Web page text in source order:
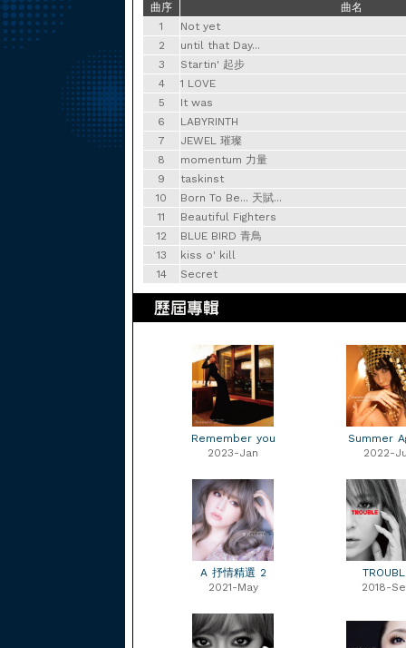
曲序
曲名
1
Not yet
2
until that Day...
3
Startin' 起步
4
1 LOVE
5
It was
6
LABYRINTH
7
JEWEL 璀璨
8
momentum 力量
9
taskinst
10
Born To Be... 天賦...
11
Beautiful Fighters
12
BLUE BIRD 青鳥
13
kiss o' kill
14
Secret
Remember you
2023-Jan
Summer
2022-
A 抒情精選 2
2021-May
2018-